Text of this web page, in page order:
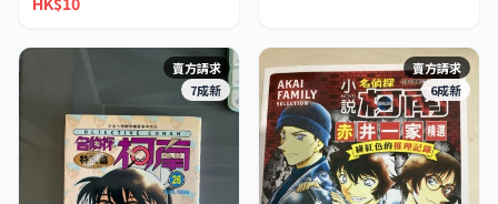
賣方請求
7成新
賣方請求
6成新